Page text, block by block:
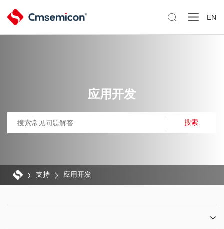
 EN
应用开发
搜索
支持 应用开发